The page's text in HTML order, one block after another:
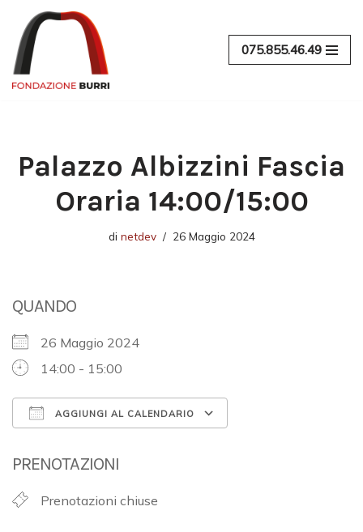
Vai
al
contenuto
075.855.46.49
Palazzo Albizzini Fascia
Oraria 14:00/15:00
di netdev 26 Maggio 2024
QUANDO
26 Maggio 2024
14:00 - 15:00
AGGIUNGI AL CALENDARIO
PRENOTAZIONI
Prenotazioni chiuse